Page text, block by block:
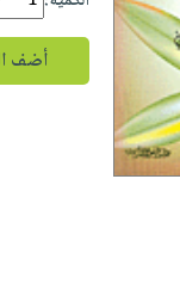
أضف